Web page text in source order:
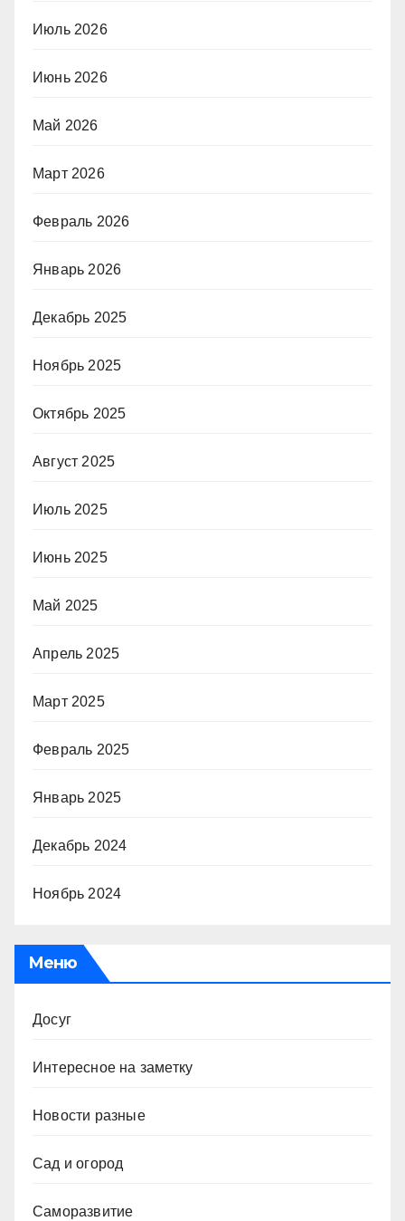
Июль 2026
Июнь 2026
Май 2026
Март 2026
Февраль 2026
Январь 2026
Декабрь 2025
Ноябрь 2025
Октябрь 2025
Август 2025
Июль 2025
Июнь 2025
Май 2025
Апрель 2025
Март 2025
Февраль 2025
Январь 2025
Декабрь 2024
Ноябрь 2024
Меню
Досуг
Интересное на заметку
Новости разные
Сад и огород
Саморазвитие